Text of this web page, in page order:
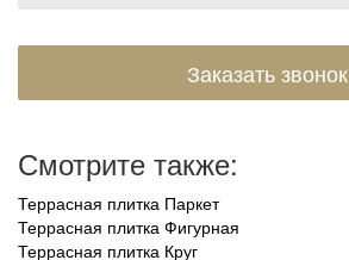
Заказать звонок
Смотрите также:
Террасная плитка Паркет
Террасная плитка Фигурная
Террасная плитка Круг